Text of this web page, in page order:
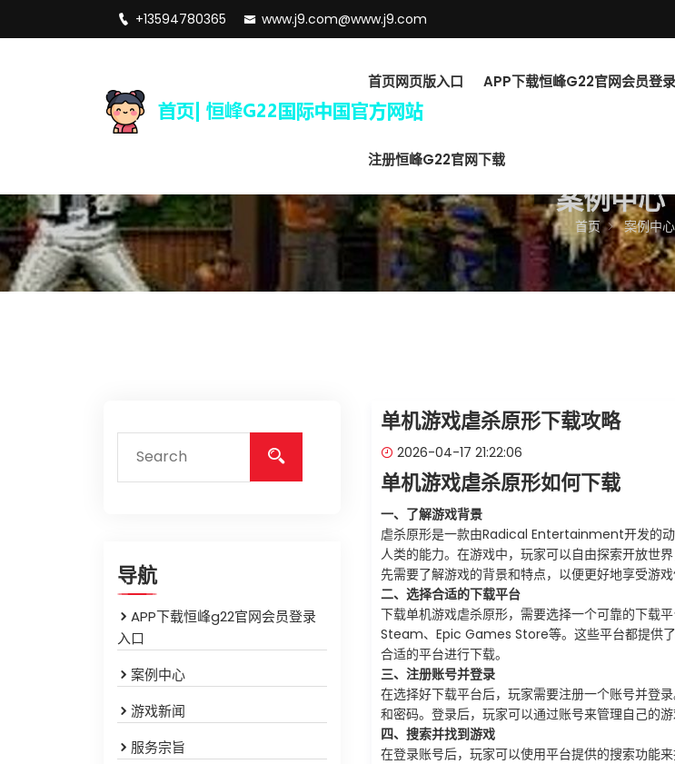
+13594780365 www.j9.com@www.j9.com
首页网页版入口 APP下载恒峰G22官网会员登
注册恒峰G22官网下载
案例中心
首页 案例中心
导航
APP下载恒峰g22官网会员登录
入口
案例中心
游戏新闻
服务宗旨
单机游戏虐杀原形下载攻略
2026-04-17 21:22:06
单机游戏虐杀原形如何下载
一、了解游戏背景
虐杀原形是一款由Radical Entertainment开发的动
人类的能力。在游戏中，玩家可以自由探索开放世
先需要了解游戏的背景和特点，以便更好地享受游戏
二、选择合适的下载平台
下载单机游戏虐杀原形，需要选择一个可靠的下载
Steam、Epic Games Store等。这些平台都提供
合适的平台进行下载。
三、注册账号并登录
在选择好下载平台后，玩家需要注册一个账号并登
和密码。登录后，玩家可以通过账号来管理自己的游
四、搜索并找到游戏
在登录账号后，玩家可以使用平台提供的搜索功能